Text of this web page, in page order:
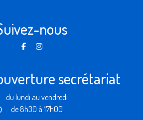
nous
secrétariat
du lundi au vendredi
de 8h30 à 17h00